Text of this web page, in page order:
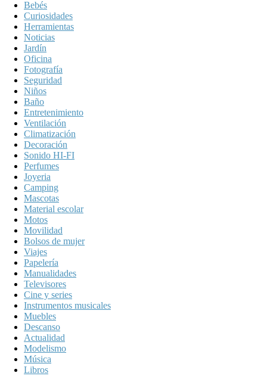
Bebés
Curiosidades
Herramientas
Noticias
Jardín
Oficina
Fotografía
Seguridad
Niños
Baño
Entretenimiento
Ventilación
Climatización
Decoración
Sonido HI-FI
Perfumes
Joyeria
Camping
Mascotas
Material escolar
Motos
Movilidad
Bolsos de mujer
Viajes
Papelería
Manualidades
Televisores
Cine y series
Instrumentos musicales
Muebles
Descanso
Actualidad
Modelismo
Música
Libros